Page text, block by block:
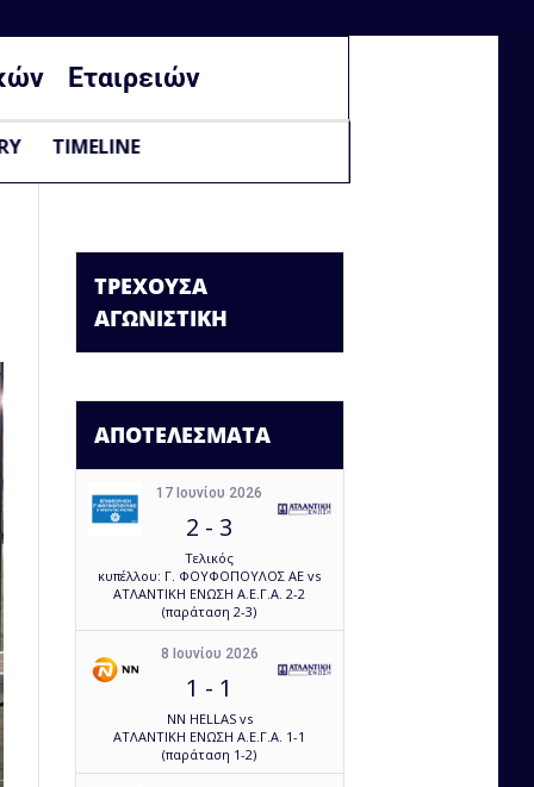
Εταιρειών
TIMELINE
ΤΡΕΧΟΥΣΑ
ΑΓΩΝΙΣΤΙΚΗ
ΑΠΟΤΕΛΕΣΜΑΤΑ
17 Ιουνίου 2026
2 - 3
Τελικός
κυπέλλου: Γ. ΦΟΥΦΟΠΟΥΛΟΣ ΑΕ vs
ΑΤΛΑΝΤΙΚΗ ΕΝΩΣΗ Α.Ε.Γ.Α. 2-2
(παράταση 2-3)
8 Ιουνίου 2026
1 - 1
NN HELLAS vs
ΑΤΛΑΝΤΙΚΗ ΕΝΩΣΗ Α.Ε.Γ.Α. 1-1
(παράταση 1-2)